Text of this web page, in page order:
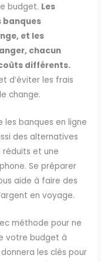
budget. Les
banques
et les
chacun
différents.
d’éviter les frais
change.
les banques en ligne
des alternatives
et une
Se préparer
aide à faire des
en voyage.
méthode pour ne
votre budget à
les clés pour